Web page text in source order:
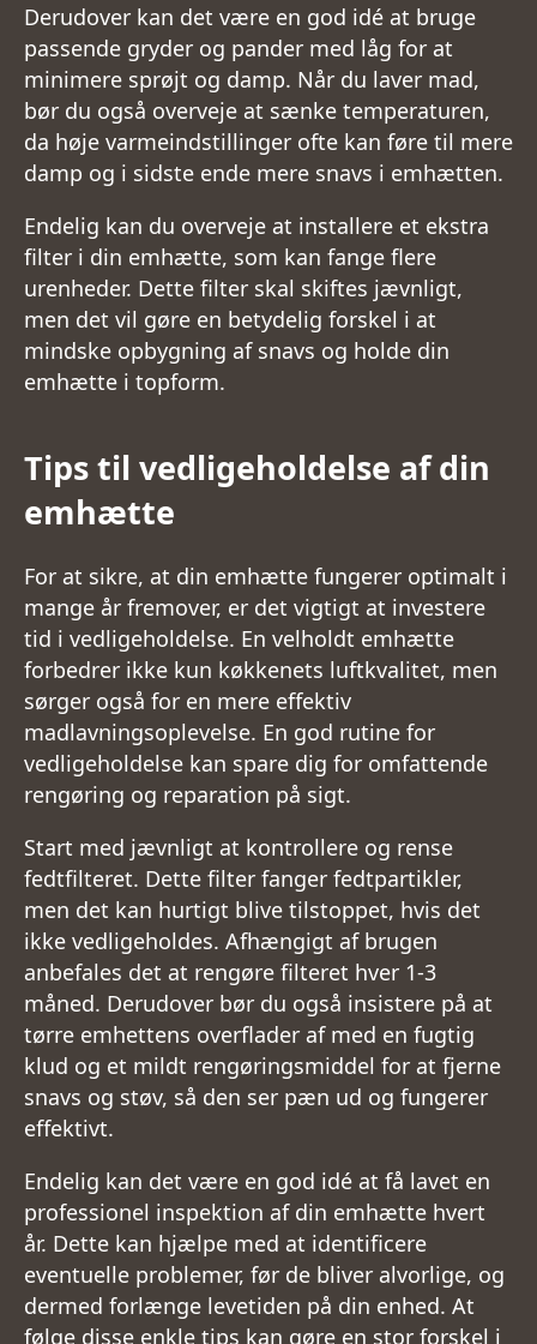
Derudover kan det være en god idé at bruge
passende gryder og pander med låg for at
minimere sprøjt og damp. Når du laver mad,
bør du også overveje at sænke temperaturen,
da høje varmeindstillinger ofte kan føre til mere
damp og i sidste ende mere snavs i emhætten.
Endelig kan du overveje at installere et ekstra
filter i din emhætte, som kan fange flere
urenheder. Dette filter skal skiftes jævnligt,
men det vil gøre en betydelig forskel i at
mindske opbygning af snavs og holde din
emhætte i topform.
Tips til vedligeholdelse af din
emhætte
For at sikre, at din emhætte fungerer optimalt i
mange år fremover, er det vigtigt at investere
tid i vedligeholdelse. En velholdt emhætte
forbedrer ikke kun køkkenets luftkvalitet, men
sørger også for en mere effektiv
madlavningsoplevelse. En god rutine for
vedligeholdelse kan spare dig for omfattende
rengøring og reparation på sigt.
Start med jævnligt at kontrollere og rense
fedtfilteret. Dette filter fanger fedtpartikler,
men det kan hurtigt blive tilstoppet, hvis det
ikke vedligeholdes. Afhængigt af brugen
anbefales det at rengøre filteret hver 1-3
måned. Derudover bør du også insistere på at
tørre emhettens overflader af med en fugtig
klud og et mildt rengøringsmiddel for at fjerne
snavs og støv, så den ser pæn ud og fungerer
effektivt.
Endelig kan det være en god idé at få lavet en
professionel inspektion af din emhætte hvert
år. Dette kan hjælpe med at identificere
eventuelle problemer, før de bliver alvorlige, og
dermed forlænge levetiden på din enhed. At
følge disse enkle tips kan gøre en stor forskel i